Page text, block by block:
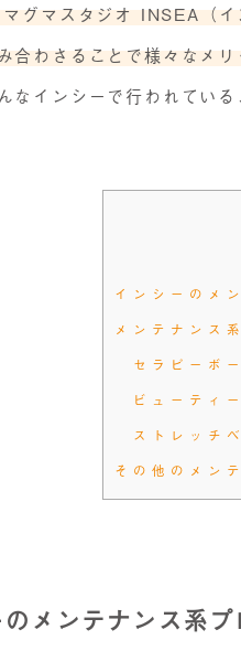
グマスタジオ INSEA（イ
合わさることで様々なメ
なインシーで行われてい
インシーのメ
メンテナンス
セラピーボ
ビューティ
ストレッチ
その他のメン
メンテナンス系